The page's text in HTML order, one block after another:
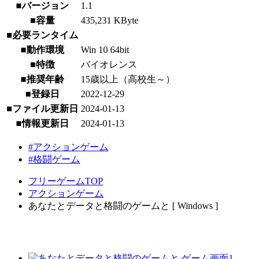
■バージョン
1.1
■容量
435,231 KByte
■必要ランタイム
■動作環境
Win 10 64bit
■特徴
バイオレンス
■推奨年齢
15歳以上（高校生～）
■登録日
2022-12-29
■ファイル更新日 2024-01-13
■情報更新日
2024-01-13
#アクションゲーム
#格闘ゲーム
フリーゲームTOP
アクションゲーム
あなたとデータと格闘のゲームと [ Windows ]